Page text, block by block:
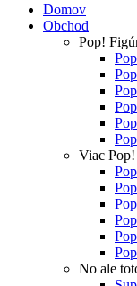
Domov
Obchod
Pop!
Viac
No ale